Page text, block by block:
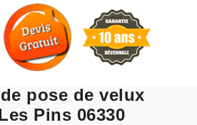
pose de velux
Pins 06330